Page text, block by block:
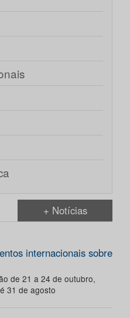
+ Notícias
internacionais sobre
de 21 a 24 de outubro,
31 de agosto